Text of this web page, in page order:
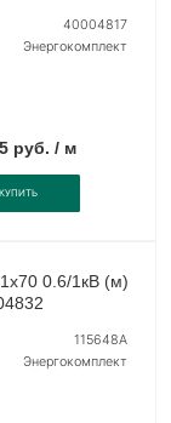
40004817
Энергокомплект
руб. / м
КУПИТЬ
0.6/1кВ (м)
115648А
Энергокомплект